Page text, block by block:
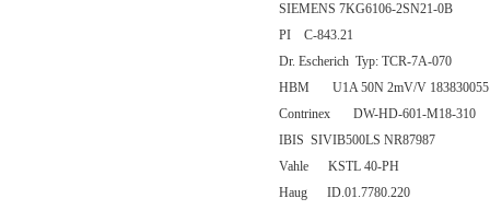
SIEMENS 7KG6106-2SN21-0B
PI C-843.21
Dr. Escherich Typ: TCR-7A-070
HBM U1A 50N 2mV/V
Contrinex DW-HD-601-M18-310
IBIS SIVIB500LS NR87987
Vahle KSTL 40-PH
Haug ID.01.7780.220